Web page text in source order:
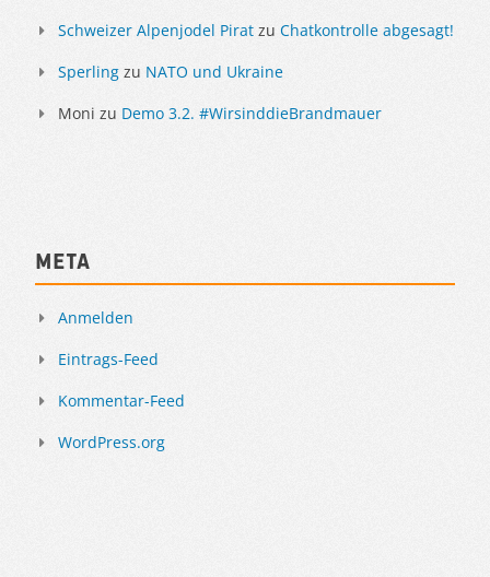
Schweizer Alpenjodel Pirat zu Chatkontrolle abgesagt!
Sperling zu NATO und Ukraine
Moni zu Demo 3.2. #WirsinddieBrandmauer
Meta
Anmelden
Eintrags-Feed
Kommentar-Feed
WordPress.org